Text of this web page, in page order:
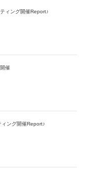
ィング開催Report♪
催
ング開催Report♪